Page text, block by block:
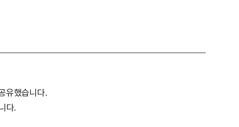
유했습니다.
다.